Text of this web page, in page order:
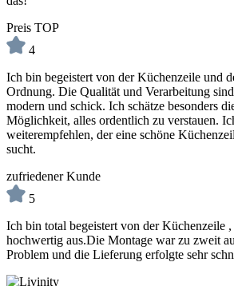
Preis TOP
4
Ich bin begeistert von der Küchenzeile und
Ordnung. Die Qualität und Verarbeitung
modern und schick. Ich schätze besonders
Möglichkeit, alles ordentlich zu verstauen.
weiterempfehlen, der eine schöne
sucht.
zufriedener Kunde
5
Ich bin total begeistert von der Küchenzeile ,
hochwertig aus.Die Montage war zu zweit
Problem und die Lieferung erfolgte sehr